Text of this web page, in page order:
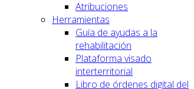
Atribuciones
Herramientas
Guía de ayudas a la
rehabilitación
Plataforma visado
interterritorial
Libro de órdenes digital del